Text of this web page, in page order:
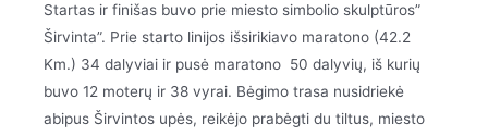
Startas ir finišas buvo prie miesto simbolio skulptūros”
Širvinta”. Prie starto linijos išsirikiavo maratono (42.2
Km.) 34 dalyviai ir pusė maratono 50 dalyvių, iš kurių
buvo 12 moterų ir 38 vyrai. Bėgimo trasa nusidriekė
abipus Širvintos upės, reikėjo prabėgti du tiltus, miesto